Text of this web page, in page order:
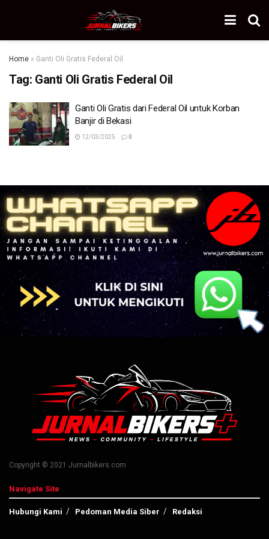
Home » Ganti Oli Gratis Federal Oil
Tag: Ganti Oli Gratis Federal Oil
Ganti Oli Gratis dari Federal Oil untuk Korban
Banjir di Bekasi
12/03/2025 0
Copyright © 2021 Jurnalbikers.com
Navigate Site
Hubungi Kami Pedoman Media Siber Redaksi